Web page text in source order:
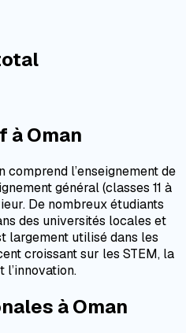
à Oman
comprend l’enseignement de
général (classes 11 à
De nombreux étudiants
des universités locales et
largement utilisé dans les
croissant sur les STEM, la
à Oman